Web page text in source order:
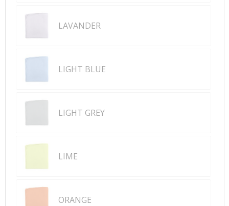
LAVANDER
LIGHT BLUE
LIGHT GREY
LIME
ORANGE